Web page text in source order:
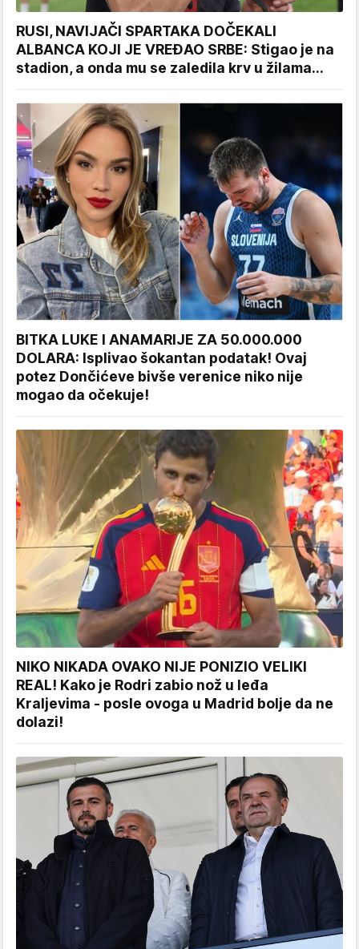
RUSI, NAVIJAČI SPARTAKA DOČEKALI
ALBANCA KOJI JE VREĐAO SRBE: Stigao je na
stadion, a onda mu se zaledila krv u žilama...
BITKA LUKE I ANAMARIJE ZA 50.000.000
DOLARA: Isplivao šokantan podatak! Ovaj
potez Dončićeve bivše verenice niko nije
mogao da očekuje!
NIKO NIKADA OVAKO NIJE PONIZIO VELIKI
REAL! Kako je Rodri zabio nož u leđa
Kraljevima - posle ovoga u Madrid bolje da ne
dolazi!